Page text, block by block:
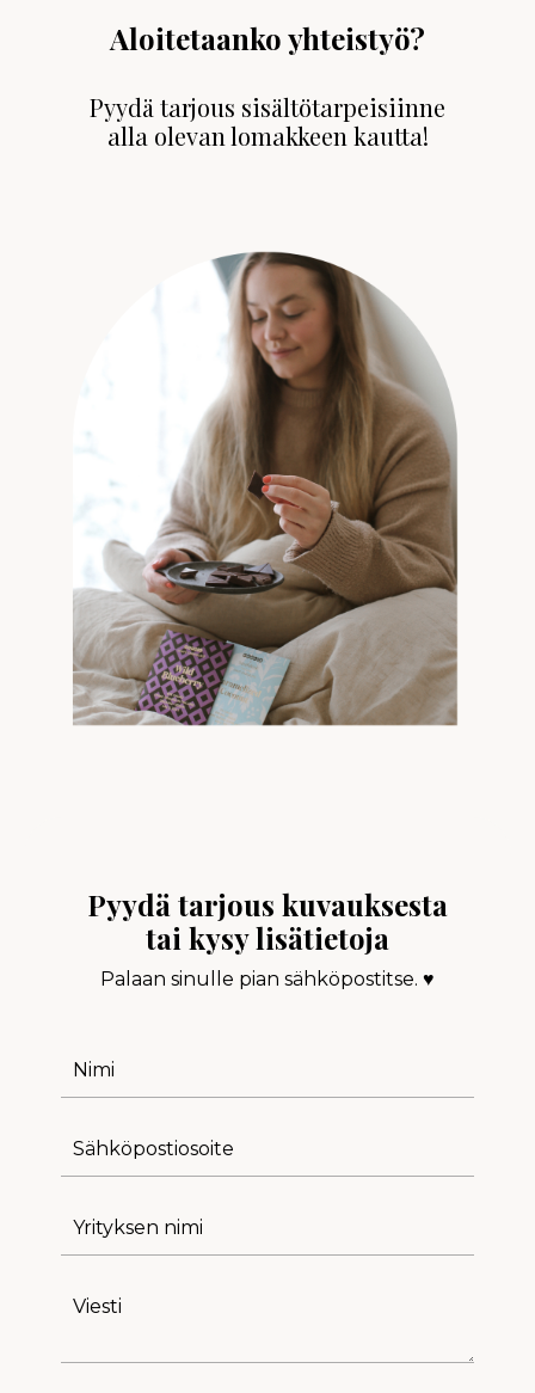
Aloitetaanko yhteistyö?
Pyydä tarjous sisältötarpeisiinne
alla olevan lomakkeen kautta!
Pyydä tarjous kuvauksesta
tai kysy lisätietoja
Palaan sinulle pian sähköpostitse. ♥